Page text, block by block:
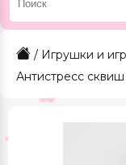
/ Игрушки и
Антистресс